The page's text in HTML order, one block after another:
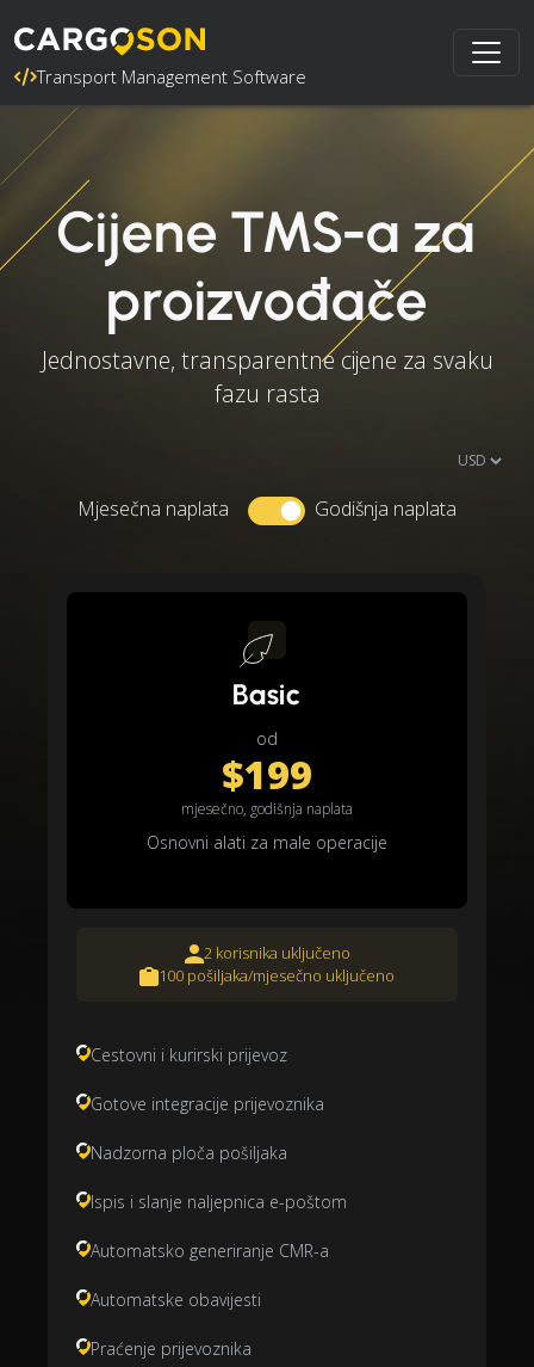
Transport Management Software
Cijene TMS-a za
proizvođače
Jednostavne, transparentne cijene za svaku
fazu rasta
Mjesečna naplata Godišnja naplata
Basic
od
$199
mjesečno, godišnja naplata
Osnovni alati za male operacije
2 korisnika uključeno
100 pošiljaka/mjesečno uključeno
Cestovni i kurirski prijevoz
Gotove integracije prijevoznika
Nadzorna ploča pošiljaka
Ispis i slanje naljepnica e-poštom
Automatsko generiranje CMR-a
Automatske obavijesti
Praćenje prijevoznika